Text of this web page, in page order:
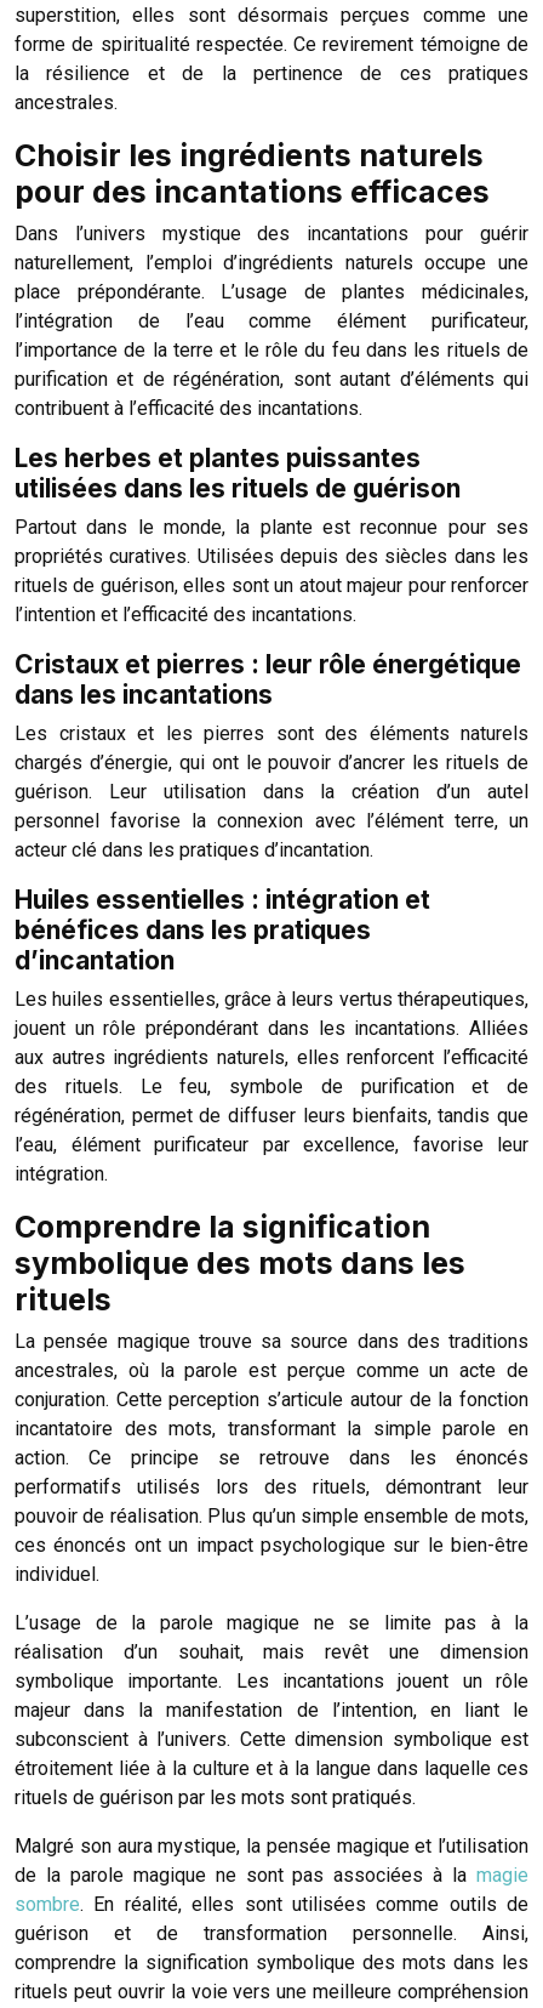
superstition, elles sont désormais perçues comme une
forme de spiritualité respectée. Ce revirement témoigne de
la résilience et de la pertinence de ces pratiques
ancestrales.
Choisir les ingrédients naturels
pour des incantations efficaces
Dans l’univers mystique des incantations pour guérir
naturellement, l’emploi d’ingrédients naturels occupe une
place prépondérante. L’usage de plantes médicinales,
l’intégration de l’eau comme élément purificateur,
l’importance de la terre et le rôle du feu dans les rituels de
purification et de régénération, sont autant d’éléments qui
contribuent à l’efficacité des incantations.
Les herbes et plantes puissantes
utilisées dans les rituels de guérison
Partout dans le monde, la plante est reconnue pour ses
propriétés curatives. Utilisées depuis des siècles dans les
rituels de guérison, elles sont un atout majeur pour renforcer
l’intention et l’efficacité des incantations.
Cristaux et pierres : leur rôle énergétique
dans les incantations
Les cristaux et les pierres sont des éléments naturels
chargés d’énergie, qui ont le pouvoir d’ancrer les rituels de
guérison. Leur utilisation dans la création d’un autel
personnel favorise la connexion avec l’élément terre, un
acteur clé dans les pratiques d’incantation.
Huiles essentielles : intégration et
bénéfices dans les pratiques
d’incantation
Les huiles essentielles, grâce à leurs vertus thérapeutiques,
jouent un rôle prépondérant dans les incantations. Alliées
aux autres ingrédients naturels, elles renforcent l’efficacité
des rituels. Le feu, symbole de purification et de
régénération, permet de diffuser leurs bienfaits, tandis que
l’eau, élément purificateur par excellence, favorise leur
intégration.
Comprendre la signification
symbolique des mots dans les
rituels
La pensée magique trouve sa source dans des traditions
ancestrales, où la parole est perçue comme un acte de
conjuration. Cette perception s’articule autour de la fonction
incantatoire des mots, transformant la simple parole en
action. Ce principe se retrouve dans les énoncés
performatifs utilisés lors des rituels, démontrant leur
pouvoir de réalisation. Plus qu’un simple ensemble de mots,
ces énoncés ont un impact psychologique sur le bien-être
individuel.
L’usage de la parole magique ne se limite pas à la
réalisation d’un souhait, mais revêt une dimension
symbolique importante. Les incantations jouent un rôle
majeur dans la manifestation de l’intention, en liant le
subconscient à l’univers. Cette dimension symbolique est
étroitement liée à la culture et à la langue dans laquelle ces
rituels de guérison par les mots sont pratiqués.
Malgré son aura mystique, la pensée magique et l’utilisation
de la parole magique ne sont pas associées à la magie
sombre. En réalité, elles sont utilisées comme outils de
guérison et de transformation personnelle. Ainsi,
comprendre la signification symbolique des mots dans les
rituels peut ouvrir la voie vers une meilleure compréhension